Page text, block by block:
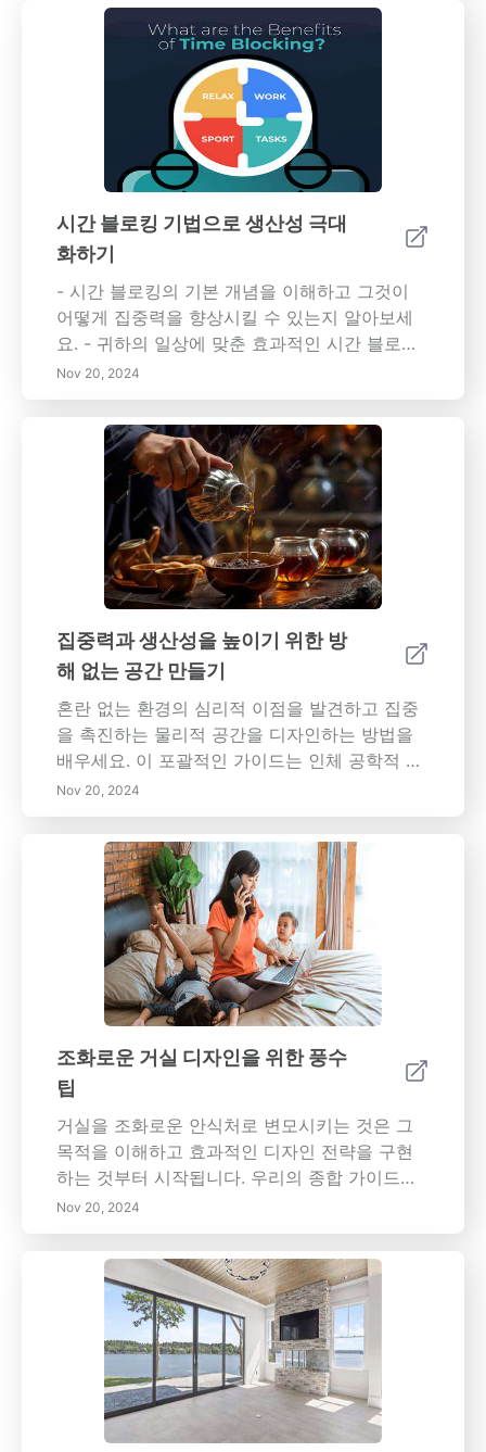
위임을 위한 전략을 배우세요. 더 나은 정신적 및
신체적 웰빙을 위해 일상 일정을 휴식과 여유 시
간을 포함하는 것의 중요성을 탐구하세요. 휴식
과 재충전을 촉진하는 편안한 환경을 만드는 방
법을 알아보세요. 마지막으로, 개인적 성장을 위
한 수단으로 지속적인 학습과 적응을 수용하세
요. 창의력을 자극하고 평생 학습을 촉진하는 지
원적인 가정환경을 조성하여 라이프의 도전 과
제에 대한 저항력과 적응력을 도와주세요. 키워
드: 목표 설정, 생산성 도구, 시간 관리, 위임 전
략, 일과 생활의 균형, 지속적인 학습, 개인 성장.
트 D. 아이젠하워가 개발한 이 매트릭스는 의사
결정과 생산성을 향상시키기 위한 명확한 프레
임워크를 제공합니다. 여러분이 배울 내용: - 네
개의 사분면 이해하기: 긴급하고 중요한 것, 중요
하지만 긴급하지 않은 것, 긴급하지만 중요하지
않은 것, 그리고 긴급하지도 중요하지도 않은 것
으로 작업을 네 개의 별개의 사분면으로 분류하
는 방법을 배우세요. - 아이젠하워 매트릭스의
이점: 이 도구가 어떻게 우선 순위를 명확히 하
고, 압박감을 줄이며, 능동적인 계획을 촉진하고,
궁극적으로는 일과 삶의 균형을 개선하는지를
알아보세요. - 실행 단계: 작업 나열, 긴급성과 중
요성 평가 및 시간을 효율적으로 관리하기 위한
실용적인 팁을 얻으세요. 주요 이점: - 개선된 작
업 우선순위: 중요한 것과 그렇지 않은 것을 구분
하여 높은 가치의 활동에 집중할 수 있게 합니다.
- 강화된 집중력: 중요한 장기 목표에 전념하여
스트레스를 줄이고 탈진을 피할 수 있습니다. -
능동적인 시간 관리: 반응적 사고방식에서 능동
적인 사고방식으로 전환하여 더 스마트한 스케
줄링과 자원 배분을 가능하게 합니다. 아이젠하
워 매트릭스를 활용하여 작업 흐름을 간소화하
고 생산성을 높이며 일일 활동을 장기적인 목표
와 일치시키세요.
시간 블로킹 기법으로 생산성 극대
화하기
- 시간 블로킹의 기본 개념을 이해하고 그것이
어떻게 집중력을 향상시킬 수 있는지 알아보세
요. - 귀하의 일상에 맞춘 효과적인 시간 블로킹
전략을 구현하세요. - 생산성을 극대화하는 도구
와 기법을 발견하세요. - 도전을 극복하기 위해
일정을 유연하게 조정하는 법을 배우세요. 시간
블로킹의 구조적 접근 방식을 수용하고 오늘 여
러분의 일상 루틴을 변화시켜 보세요!
Nov 20, 2024
집중력과 생산성을 높이기 위한 방
해 없는 공간 만들기
혼란 없는 환경의 심리적 이점을 발견하고 집중
을 촉진하는 물리적 공간을 디자인하는 방법을
배우세요. 이 포괄적인 가이드는 인체 공학적 디
자인의 중요성, 개인 경계 설정, 집중력을 향상시
키기 위한 의식을 포함하는 방법을 탐구합니다.
필요에 맞게 조정된 작업 공간을 만들고 방해 요
소를 최소화하며 사려 깊은 조직 및 마음 챙김 실
습을 통해 생산성을 유지하기 위한 실용적인 팁
을 찾으세요. 오늘 당신의 작업 환경을 생산성과
정신적 명료함의 피난처로 변화시키세요!
Nov 20, 2024
조화로운 거실 디자인을 위한 풍수
팁
거실을 조화로운 안식처로 변모시키는 것은 그
목적을 이해하고 효과적인 디자인 전략을 구현
하는 것부터 시작됩니다. 우리의 종합 가이드는
기능성 목표를 명확히 설정하고, 자연 요소를 통
합하며, 가구 배치를 통해 균형을 이루는 등의 필
수 단계를 다룹니다. 공간 내에서 작업의 우선 순
위를 효과적으로 정할 수 있는 아이젠하워 매트
릭스에 대해 배우고, 생산성을 향상시키기 위한
시간 블로킹의 이점을 발견하세요. 방해 요소를
최소화하고, 풍수 원칙을 보완하는 스마트 홈 경
험을 위해 기술을 활용하는 방법을 탐구하십시
오. 정기적으로 공간을 검토하고 조정함으로써
귀하의 라이프스타일에 맞는 평온한 피난처가
Nov 20, 2024